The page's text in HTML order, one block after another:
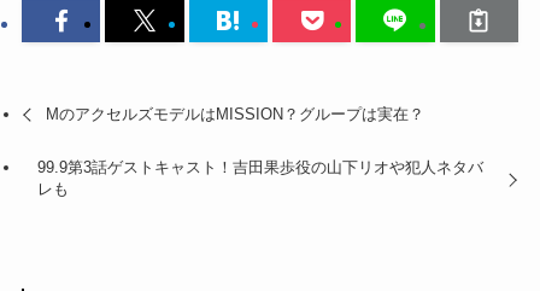
MのアクセルズモデルはMISSION？グループは実在？
99.9第3話ゲストキャスト！吉田果歩役の山下リオや犯人ネタバ
レも